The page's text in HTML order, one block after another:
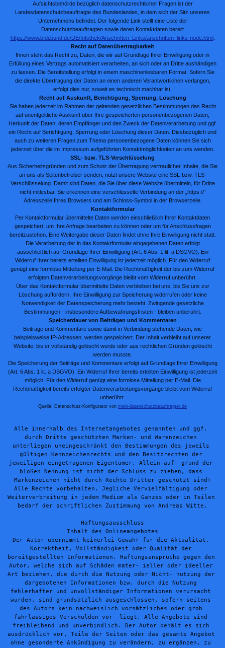
Aufsichtsbehörde bezüglich datenschutzrechtlicher Fragen ist der
Landesdatenschutzbeauftragte des Bundeslandes, in dem sich der Sitz unseres
Unternehmens befindet. Der folgende Link stellt eine Liste der
Datenschutzbeauftragten sowie deren Kontaktdaten bereit:
https://www.bfdi.bund.de/DE/Infothek/Anschriften_Links/anschriften_links-node.html
Recht auf Datenübertragbarkeit
Ihnen steht das Recht zu, Daten, die wir auf Grundlage Ihrer Einwilligung oder in
Erfüllung eines Vertrags automatisiert verarbeiten, an sich oder an Dritte aushändigen
zu lassen. Die Bereitstellung erfolgt in einem maschinenlesbaren Format. Sofern Sie
die direkte Übertragung der Daten an einen anderen Verantwortlichen verlangen,
erfolgt dies nur, soweit es technisch machbar ist.
Recht auf Auskunft, Berichtigung, Sperrung, Löschung
Sie haben jederzeit im Rahmen der geltenden gesetzlichen Bestimmungen das Recht
auf unentgeltliche Auskunft über Ihre gespeicherten personenbezogenen Daten,
Herkunft der Daten, deren Empfänger und den Zweck der Datenverarbeitung und ggf.
ein Recht auf Berichtigung, Sperrung oder Löschung dieser Daten. Diesbezüglich und
auch zu weiteren Fragen zum Thema personenbezogene Daten können Sie sich
jederzeit über die im Impressum aufgeführten Kontaktmöglichkeiten an uns wenden.
SSL- bzw. TLS-Verschlüsselung
Aus Sicherheitsgründen und zum Schutz der Übertragung vertraulicher Inhalte, die Sie
an uns als Seitenbetreiber senden, nutzt unsere Website eine SSL-bzw. TLS-
Verschlüsselung. Damit sind Daten, die Sie über diese Website übermitteln, für Dritte
nicht mitlesbar. Sie erkennen eine verschlüsselte Verbindung an der „https://“
Adresszeile Ihres Browsers und am Schloss-Symbol in der Browserzeile.
Kontaktformular
Per Kontaktformular übermittelte Daten werden einschließlich Ihrer Kontaktdaten
gespeichert, um Ihre Anfrage bearbeiten zu können oder um für Anschlussfragen
bereitzustehen. Eine Weitergabe dieser Daten findet ohne Ihre Einwilligung nicht statt.
Die Verarbeitung der in das Kontaktformular eingegebenen Daten erfolgt
ausschließlich auf Grundlage Ihrer Einwilligung (Art. 6 Abs. 1 lit. a DSGVO). Ein
Widerruf Ihrer bereits erteilten Einwilligung ist jederzeit möglich. Für den Widerruf
genügt eine formlose Mitteilung per E-Mail. Die Rechtmäßigkeit der bis zum Widerruf
erfolgten Datenverarbeitungsvorgänge bleibt vom Widerruf unberührt.
Über das Kontaktformular übermittelte Daten verbleiben bei uns, bis Sie uns zur
Löschung auffordern, Ihre Einwilligung zur Speicherung widerrufen oder keine
Notwendigkeit der Datenspeicherung mehr besteht. Zwingende gesetzliche
Bestimmungen - insbesondere Aufbewahrungsfristen - bleiben unberührt.
Speicherdauer von Beiträgen und Kommentaren
Beiträge und Kommentare sowie damit in Verbindung stehende Daten, wie
beispielsweise IP-Adressen, werden gespeichert. Der Inhalt verbleibt auf unserer
Website, bis er vollständig gelöscht wurde oder aus rechtlichen Gründen gelöscht
werden musste.
Die Speicherung der Beiträge und Kommentare erfolgt auf Grundlage Ihrer Einwilligung
(Art. 6 Abs. 1 lit. a DSGVO). Ein Widerruf Ihrer bereits erteilten Einwilligung ist jederzeit
möglich. Für den Widerruf genügt eine formlose Mitteilung per E-Mail. Die
Rechtmäßigkeit bereits erfolgter Datenverarbeitungsvorgänge bleibt vom Widerruf
unberührt.
Quelle: Datenschutz-Konfigurator von mein-datenschutzbeauftragter.de
Alle innerhalb des Internetangebotes genannten und ggf.
durch Dritte geschützten Marken- und Warenzeichen
unterliegen uneingeschränkt den Bestimmungen des jeweils
gültigen Kennzeichenrechts und den Besitzrechten der
jeweiligen eingetragenen Eigentümer. Allein auf- grund der
bloßen Nennung ist nicht der Schluss zu ziehen, dass
Markenzeichen nicht durch Rechte Dritter geschützt sind!
Alle Rechte vorbehalten. Jegliche Vervielfältigung oder
Weiterverbreitung in jedem Medium als Ganzes oder in Teilen
bedarf der schriftlichen Zustimmung von Andreas Witte .
Haftungsausschluss
Inhalt des Onlineangebotes
Der Autor übernimmt keinerlei Gewähr für die Aktualität,
Korrektheit, Vollständigkeit oder Qualität der
bereitgestellten Informationen. Haftungsansprüche gegen den
Autor, welche sich auf Schäden mater- ieller oder ideeller
Art beziehen, die durch die Nutzung oder Nicht- nutzung der
dargebotenen Informationen bzw. durch die Nutzung
fehlerhafter und unvollständiger Informationen verursacht
wurden, sind grundsätzlich ausgeschlossen, sofern seitens
des Autors kein nachweislich vorsätzliches oder grob
fahrlässiges Verschulden vor- liegt. Alle Angebote sind
freibleibend und unverbindlich. Der Autor behält es sich
ausdrücklich vor, Teile der Seiten oder das gesamte Angebot
ohne gesonderte Ankündigung zu verändern, zu ergänzen, zu